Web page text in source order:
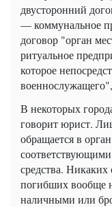
двусторонний
— коммунальное
договор "орган
ритуальное
которое
В некоторых
говорит юрист.
обращается в
средства.
погибших вообще
наличными или